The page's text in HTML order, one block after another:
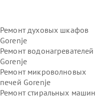
Ремонт духовых шкафов
Gorenje
Ремонт водонагревателей
Gorenje
Ремонт микроволновых
печей Gorenje
Ремонт стиральных машин